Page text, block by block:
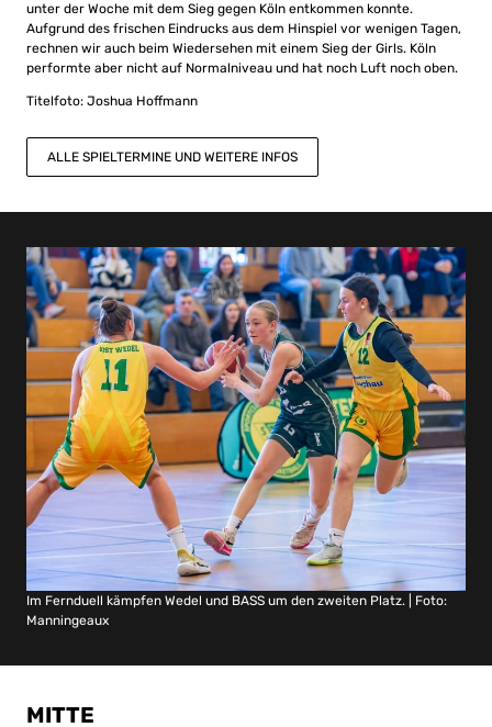
unter der Woche mit dem Sieg gegen Köln entkommen konnte.
Aufgrund des frischen Eindrucks aus dem Hinspiel vor wenigen Tagen,
rechnen wir auch beim Wiedersehen mit einem Sieg der Girls. Köln
performte aber nicht auf Normalniveau und hat noch Luft noch oben.
Titelfoto: Joshua Hoffmann
ALLE SPIELTERMINE UND WEITERE INFOS
Im Fernduell kämpfen Wedel und BASS um den zweiten Platz. | Foto:
Manningeaux
MITTE